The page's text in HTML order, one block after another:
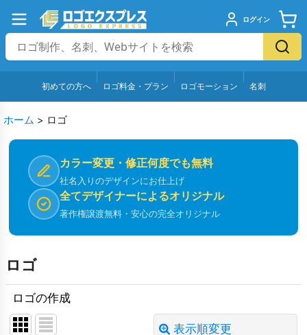
ログイン
初めての方へ ロゴ料金・プラン ロゴモーション 名刺
ホーム > ロゴ
カラー変更・修正何度でも無料
社名入りのデザインにお仕上げ
全てデザイナーによるオリジナル
著作権譲渡無料・安心の完全オリジナル
ロゴ
ロゴの作成
表示順変更